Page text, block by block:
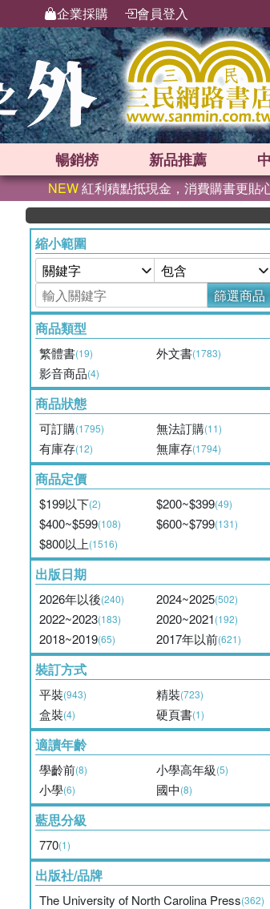
企業採購 會員登入
暢銷榜 新品推薦
NEW紅利積點抵現金，消費購書更貼
縮小範圍
篩選商品
商品類型
繁體書(19) 外文書(1783)
影音商品(4)
商品狀態
可訂購(1795) 無法訂購(11)
有庫存(12) 無庫存(1794)
商品定價
$199以下(2) $200~$399(49)
$400~$599(108) $600~$799(131)
$800以上(1516)
出版日期
2026年以後(240) 2024~2025(502)
2022~2023(183) 2020~2021(192)
2018~2019(65) 2017年以前(621)
裝訂方式
平裝(943) 精裝(723)
盒裝(4) 硬頁書(1)
適讀年齡
學齡前(8) 小學高年級(5)
小學(6) 國中(8)
藍思分級
770(1)
出版社/品牌
The University of North Carolina Press(362)